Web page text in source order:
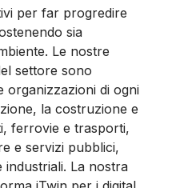
per far progredire
sia
Le nostre
settore sono
organizzazioni di ogni
la costruzione e
ferrovie e trasporti,
e servizi pubblici,
La nostra